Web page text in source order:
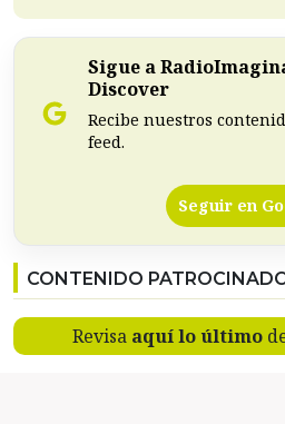
Sigue a
Discover
Recibe nuestros
feed.
Seguir en
CONTENIDO
Revisa aquí lo último